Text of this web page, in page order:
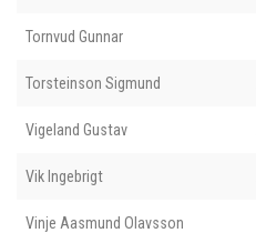
Tornvud Gunnar
Torsteinson Sigmund
Vigeland Gustav
Vik Ingebrigt
Vinje Aasmund Olavsson